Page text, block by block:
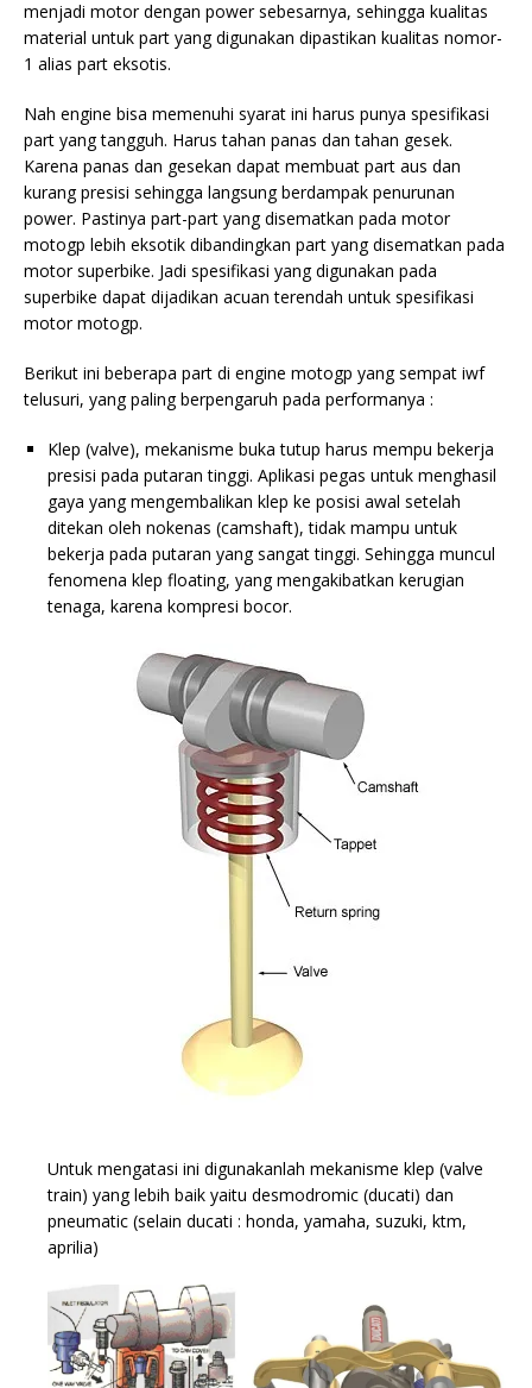
menjadi motor dengan power sebesarnya, sehingga kualitas
material untuk part yang digunakan dipastikan kualitas nomor-
1 alias part eksotis.
Nah engine bisa memenuhi syarat ini harus punya spesifikasi
part yang tangguh. Harus tahan panas dan tahan gesek.
Karena panas dan gesekan dapat membuat part aus dan
kurang presisi sehingga langsung berdampak penurunan
power. Pastinya part-part yang disematkan pada motor
motogp lebih eksotik dibandingkan part yang disematkan pada
motor superbike. Jadi spesifikasi yang digunakan pada
superbike dapat dijadikan acuan terendah untuk spesifikasi
motor motogp.
Berikut ini beberapa part di engine motogp yang sempat iwf
telusuri, yang paling berpengaruh pada performanya :
Klep (valve), mekanisme buka tutup harus mempu bekerja
presisi pada putaran tinggi. Aplikasi pegas untuk menghasil
gaya yang mengembalikan klep ke posisi awal setelah
ditekan oleh nokenas (camshaft), tidak mampu untuk
bekerja pada putaran yang sangat tinggi. Sehingga muncul
fenomena klep floating, yang mengakibatkan kerugian
tenaga, karena kompresi bocor.
Untuk mengatasi ini digunakanlah mekanisme klep (valve
train) yang lebih baik yaitu desmodromic (ducati) dan
pneumatic (selain ducati : honda, yamaha, suzuki, ktm,
aprilia)